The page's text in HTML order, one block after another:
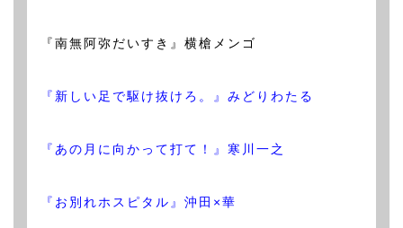
『南無阿弥だいすき』横槍メンゴ
『新しい足で駆け抜けろ。』みどりわたる
『あの月に向かって打て！』寒川一之
『お別れホスピタル』沖田×華